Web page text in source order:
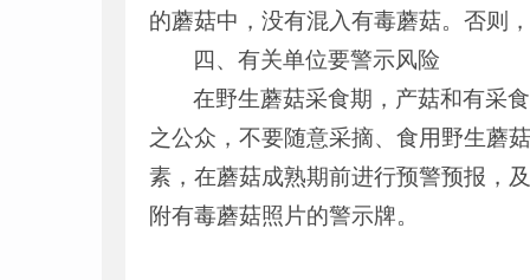
的蘑菇中，没有混入有毒蘑菇。否则
四、有关单位要警示风险
在野生蘑菇采食期，产菇和有采
之公众，不要随意采摘、食用野生蘑
素，在蘑菇成熟期前进行预警预报，
附有毒蘑菇照片的警示牌。